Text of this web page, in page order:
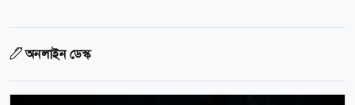
অনলাইন ডেস্ক